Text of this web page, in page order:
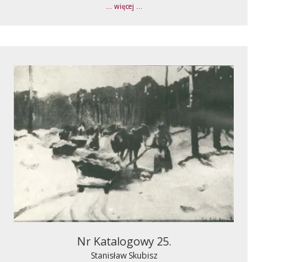
... więcej ...
Nr Katalogowy 25.
Stanisław Skubisz